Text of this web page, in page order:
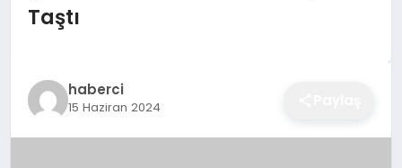
EKONOMI
Taştı
haberci
15 Haziran 2024